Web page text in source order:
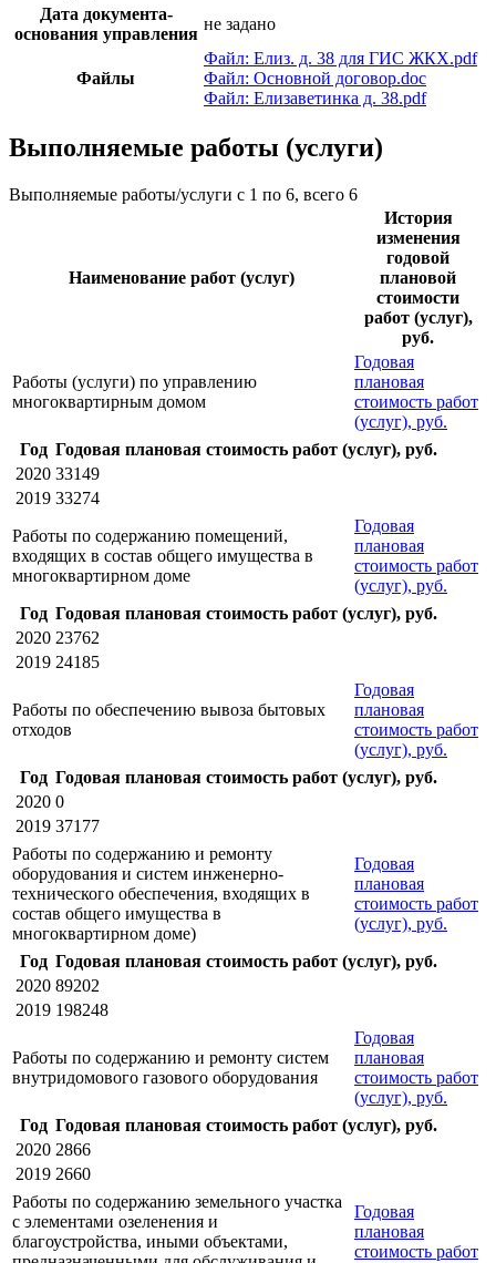
Дата документа-
основания управления
не задано
Файлы
Файл: Елиз. д. 38 для ГИС ЖКХ.pdf
Файл: Основной договор.doc
Файл: Елизаветинка д. 38.pdf
Выполняемые работы (услуги)
Выполняемые работы/услуги с 1 по 6, всего 6
Наименование работ (услуг)
История
изменения
годовой
плановой
стоимости
работ (услуг),
руб.
Работы (услуги) по управлению
многоквартирным домом
Годовая
плановая
стоимость работ
(услуг), руб.
Год Годовая плановая стоимость работ (услуг), руб.
2020 33149
2019 33274
Работы по содержанию помещений,
входящих в состав общего имущества в
многоквартирном доме
Годовая
плановая
стоимость работ
(услуг), руб.
Год Годовая плановая стоимость работ (услуг), руб.
2020 23762
2019 24185
Работы по обеспечению вывоза бытовых
отходов
Годовая
плановая
стоимость работ
(услуг), руб.
Год Годовая плановая стоимость работ (услуг), руб.
2020 0
2019 37177
Работы по содержанию и ремонту
оборудования и систем инженерно-
технического обеспечения, входящих в
состав общего имущества в
многоквартирном доме)
Годовая
плановая
стоимость работ
(услуг), руб.
Год Годовая плановая стоимость работ (услуг), руб.
2020 89202
2019 198248
Работы по содержанию и ремонту систем
внутридомового газового оборудования
Годовая
плановая
стоимость работ
(услуг), руб.
Год Годовая плановая стоимость работ (услуг), руб.
2020 2866
2019 2660
Работы по содержанию земельного участка
с элементами озеленения и
благоустройства, иными объектами,
Годовая
плановая
стоимость работ